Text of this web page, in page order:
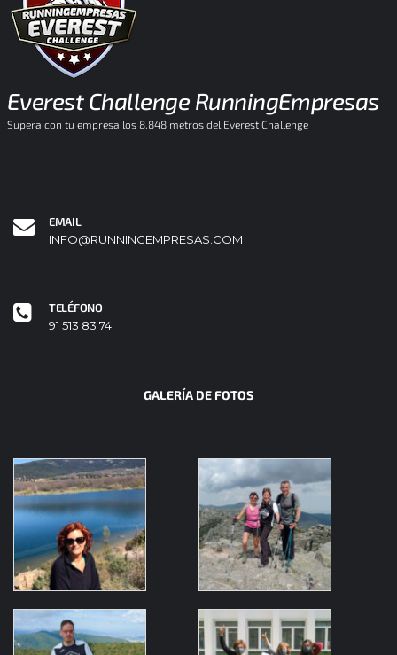
Everest Challenge RunningEmpresas
Supera con tu empresa los 8.848 metros del Everest Challenge
EMAIL
INFO@RUNNINGEMPRESAS.COM
TELÉFONO
91 513 83 74
GALERÍA DE FOTOS